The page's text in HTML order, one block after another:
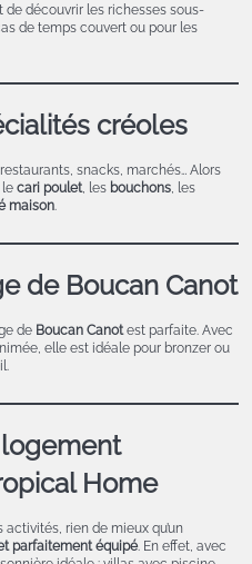
découvrir les richesses sous-
de temps couvert ou pour les
créoles
snacks, marchés… Alors
le cari poulet, les bouchons, les
maison.
de Boucan Canot
de Boucan Canotest parfaite. Avec
elle est idéale pour bronzer ou
logement
Home
rien de mieux qu’un
parfaitement équipé. En effet, avec